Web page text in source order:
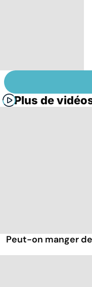
Plus de
Peut-on manger